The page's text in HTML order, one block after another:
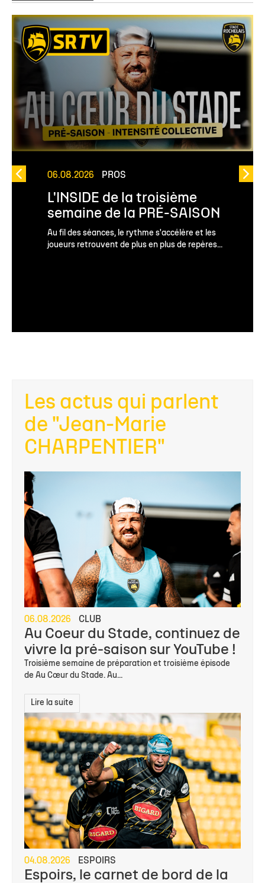
06.08.2026 PROS
L'INSIDE de la troisième
semaine de la PRÉ-SAISON
Au fil des séances, le rythme s'accélère et les
joueurs retrouvent de plus en plus de repères...
Les actus qui parlent
de "Jean-Marie
CHARPENTIER"
06.08.2026 CLUB
Au Coeur du Stade, continuez de
vivre la pré-saison sur YouTube !
Troisième semaine de préparation et troisième épisode
de Au Cœur du Stade. Au...
Lire la suite
04.08.2026 ESPOIRS
Espoirs, le carnet de bord de la